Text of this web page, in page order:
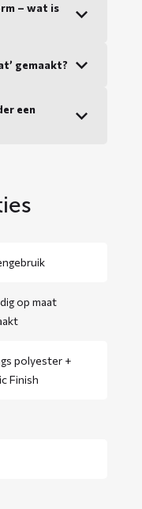
– wat is
gemaakt?
een
op maat
polyester +
Finish